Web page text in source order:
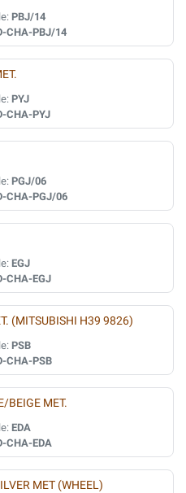
PBJ/14
CHA-PBJ/14
PYJ
CHA-PYJ
PGJ/06
CHA-PGJ/06
EGJ
CHA-EGJ
(MITSUBISHI H39 9826)
PSB
CHA-PSB
BEIGE MET.
EDA
CHA-EDA
MET (WHEEL)